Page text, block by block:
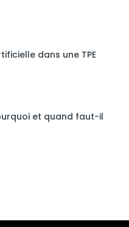
dans une TPE
et quand faut-il